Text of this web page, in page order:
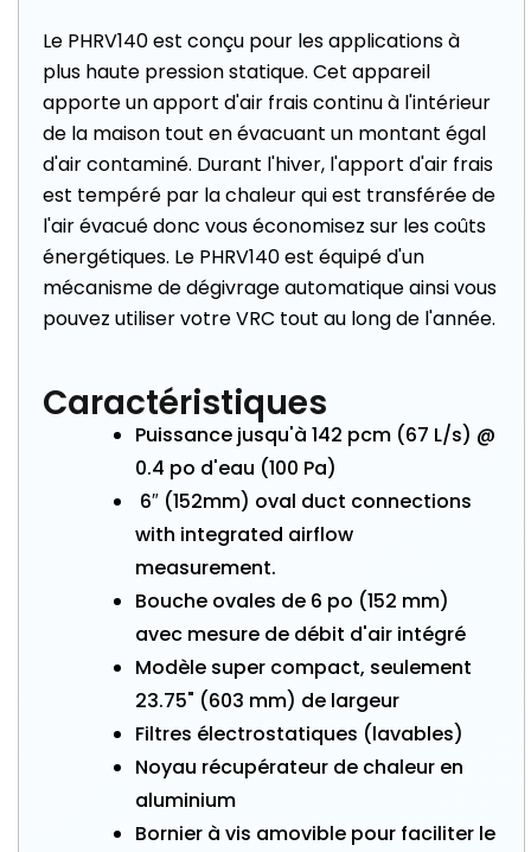
Le PHRV140 est conçu pour les applications à
plus haute pression statique. Cet appareil
apporte un apport d'air frais continu à l'intérieur
de la maison tout en évacuant un montant égal
d'air contaminé. Durant l'hiver, l'apport d'air frais
est tempéré par la chaleur qui est transférée de
l'air évacué donc vous économisez sur les coûts
énergétiques. Le PHRV140 est équipé d'un
mécanisme de dégivrage automatique ainsi vous
pouvez utiliser votre VRC tout au long de l'année.
Caractéristiques
Puissance jusqu'à 142 pcm (67 L/s) @
0.4 po d'eau (100 Pa)
6″ (152mm) oval duct connections
with integrated airflow
measurement.
Bouche ovales de 6 po (152 mm)
avec mesure de débit d'air intégré
Modèle super compact, seulement
23.75" (603 mm) de largeur
Filtres électrostatiques (lavables)
Noyau récupérateur de chaleur en
aluminium
Bornier à vis amovible pour faciliter le